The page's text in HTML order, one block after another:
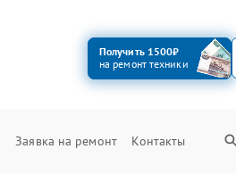
Получить 1500₽
на ремонт техники
Заявка на ремонт Контакты